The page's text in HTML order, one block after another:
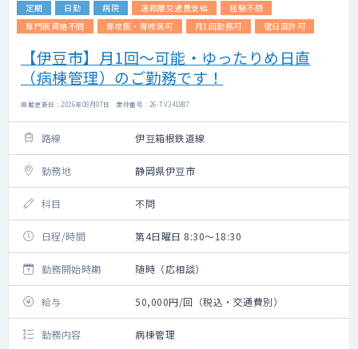
定期 日勤 病院 遠距離交通費支給
経験不問
専門医資格不問
専攻医・専修医可 月1回勤務可 宿日直許可
【伊豆市】月1回～可能・ゆったりめ日直
（病棟管理）のご勤務です！
掲載更新日 : 2026年08月07日 案件番号 : 26-TV341887
路線 伊豆箱根鉄道線
勤務地 静岡県伊豆市
科目 不問
日程/時間 第4日曜日 8:30～18:30
勤務開始時期 随時（応相談）
給与 50,000円/回（税込・交通費別）
勤務内容 病棟管理